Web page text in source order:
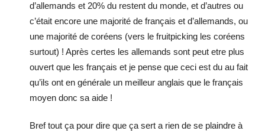
d’allemands et 20% du restent du monde, et d’autres ou
c’était encore une majorité de français et d’allemands, ou
une majorité de coréens (vers le fruitpicking les coréens
surtout) ! Après certes les allemands sont peut etre plus
ouvert que les français et je pense que ceci est du au fait
qu’ils ont en générale un meilleur anglais que le français
moyen donc sa aide !
Bref tout ça pour dire que ça sert a rien de se plaindre à